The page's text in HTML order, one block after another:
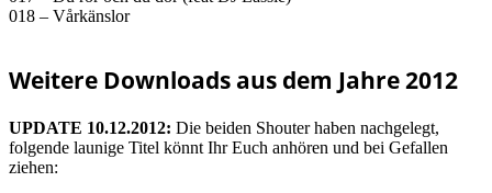
018 – Vårkänslor
Weitere Downloads aus dem Jahre 2012
UPDATE 10.12.2012: Die beiden Shouter haben nachgelegt,
folgende launige Titel könnt Ihr Euch anhören und bei Gefallen
ziehen: